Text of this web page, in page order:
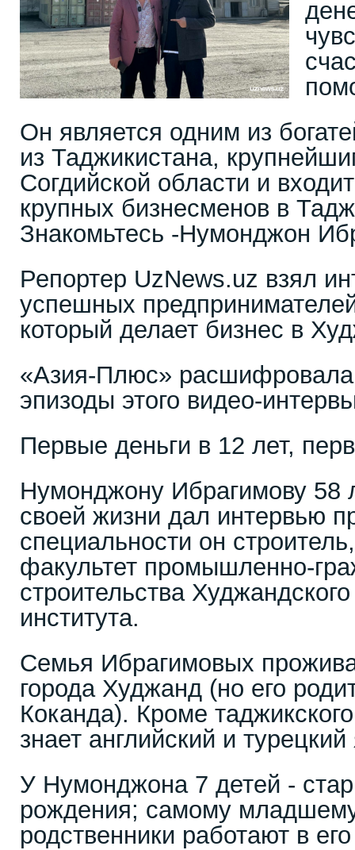
Он является одним из
из Таджикистана,
Согдийской области и
крупных бизнесменов в
Знакомьтесь -Нумонджон
Репортер UzNews.uz взял
успешных
который делает бизнес в
«Азия-Плюс»
эпизоды этого видео-
Первые деньги в 12 лет,
Нумонджону Ибрагимову 58
своей жизни дал интервью
специальности он
факультет промышленно-
строительства
института.
Семья Ибрагимовых
города Худжанд (но его
Коканда). Кроме
знает английский и
У Нумонджона 7 детей -
рождения; самому
родственники работают в